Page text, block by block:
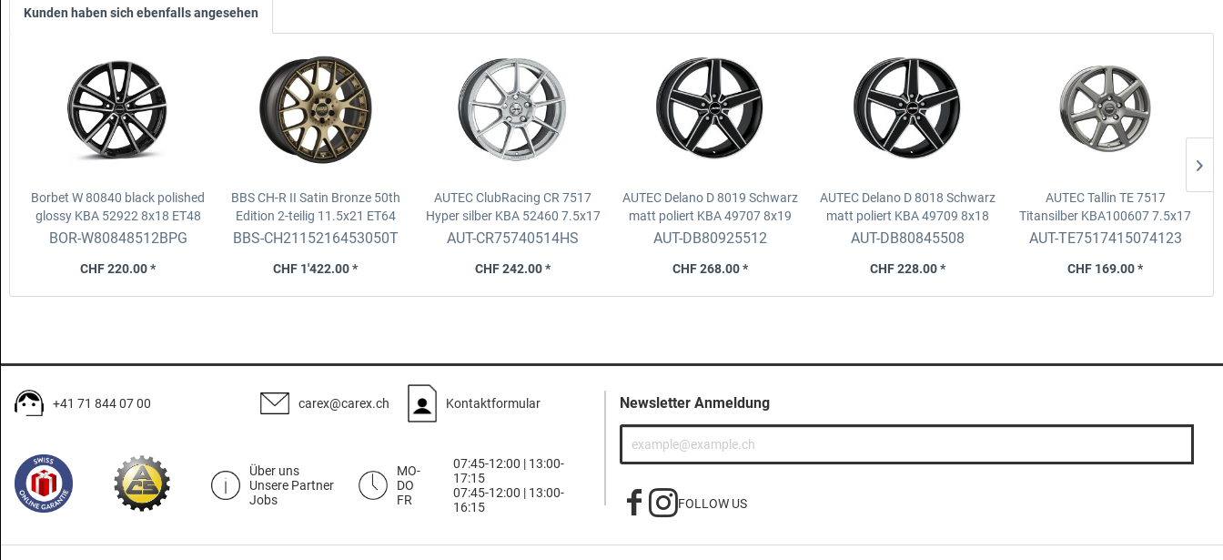
Kunden haben sich ebenfalls angesehen
Borbet W 80840 black polished
glossy KBA 529228x18 ET48
5x112 D.66.6
BOR-W80848512BPG
CHF 220.00 *
BBS CH-R II Satin Bronze 50th
Edition 2-teilig 11.5x21 ET64
5x130 D. 71.6 fix
BBS-CH2115216453050T
CHF 1'422.00 *
AUTEC ClubRacing CR 7517
Hyper silber KBA 52460 7.5x17
ET40, 5x114,3, D.70 ZR
AUT-CR75740514HS
CHF 242.00 *
AUTEC Delano D 8019 Schwarz
matt poliert KBA 497078x19
ET25, 5x112, D.70 ZR
AUT-DB80925512
CHF 268.00 *
AUTEC Delano D 8018 Schwarz
matt poliert KBA 49709 8x18
ET45, 5x108, D.70 ZR
AUT-DB80845508
CHF 228.00 *
AUTEC Tallin TE 7517
Titansilber KBA1006077.5x17
ET41, 5x112, D.66.5 Fix/ZR
AUT-TE7517415074123
CHF 169.00 *
+41 71 844 07 00 carex@carex.ch Kontaktformular
Über uns
Unsere Partner
Jobs
MO-
DO
FR
07:45-12:00 | 13:00-
17:15
07:45-12:00 | 13:00-
16:15
Newsletter Anmeldung
FOLLOW US